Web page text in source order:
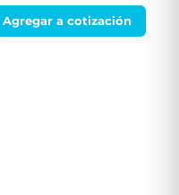
Agregar a cotización